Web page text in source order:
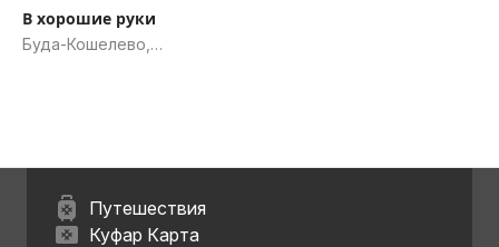
В хорошие руки
Буда-Кошелево,
Путешествия
Куфар Карта